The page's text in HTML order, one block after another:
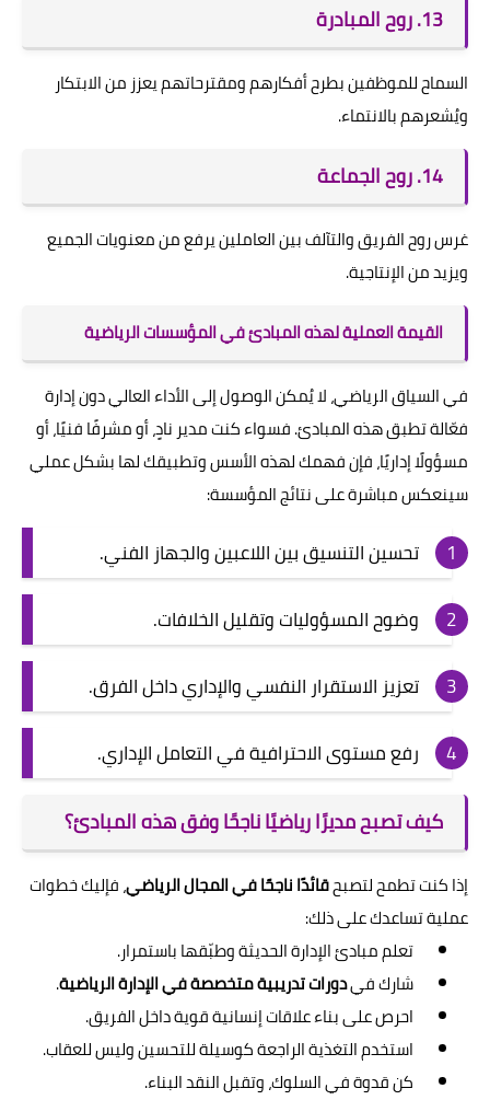
13. روح المبادرة
السماح للموظفين بطرح أفكارهم ومقترحاتهم يعزز من الابتكار
ويُشعرهم بالانتماء.
14. روح الجماعة
غرس روح الفريق والتآلف بين العاملين يرفع من معنويات الجميع
ويزيد من الإنتاجية.
القيمة العملية لهذه المبادئ في المؤسسات الرياضية
في السياق الرياضي، لا يُمكن الوصول إلى الأداء العالي دون إدارة
فعّالة تطبق هذه المبادئ. فسواء كنت مدير نادٍ، أو مشرفًا فنيًا، أو
مسؤولًا إداريًا، فإن فهمك لهذه الأسس وتطبيقك لها بشكل عملي
سينعكس مباشرة على نتائج المؤسسة:
تحسين التنسيق بين اللاعبين والجهاز الفني.
وضوح المسؤوليات وتقليل الخلافات.
تعزيز الاستقرار النفسي والإداري داخل الفرق.
رفع مستوى الاحترافية في التعامل الإداري.
كيف تصبح مديرًا رياضيًا ناجحًا وفق هذه المبادئ؟
إذا كنت تطمح لتصبحقائدًا ناجحًا في المجال الرياضي، فإليك خطوات
عملية تساعدك على ذلك:
تعلم مبادئ الإدارة الحديثة وطبّقها باستمرار.
شارك فيدورات تدريبية متخصصة في الإدارة الرياضية.
احرص على بناء علاقات إنسانية قوية داخل الفريق.
استخدم التغذية الراجعة كوسيلة للتحسين وليس للعقاب.
كن قدوة في السلوك، وتقبل النقد البناء.